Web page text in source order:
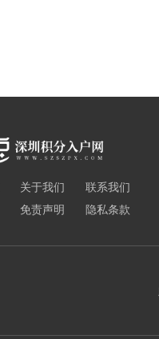
关于我们
联系我们
免责声明 隐私条款